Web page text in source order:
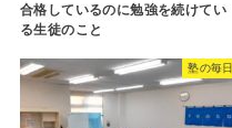
合格しているのに勉強を続けてい
る生徒のこと
塾の毎日